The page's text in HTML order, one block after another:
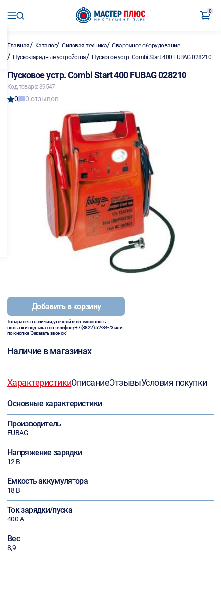
0
Главная/ Каталог/Силовая техника/Сварочное оборудование
/ Пуско-зарядные устройства/ Пусковое устр. Combi Start 400 FUBAG 028210
Пусковое устр. Combi Start 400 FUBAG 028210
Код товара: 39547
0 0 отзывов
Добавить в корзину
Товара нет в наличии, уточняйте возможность
поставки под заказ по телефону+7 (3822) 52-34-73или
по кнопке "Заказать звонок"
Наличие в магазинах
ХарактеристикиОписаниеОтзывыУсловия покупки
Основные характеристики
Производитель
FUBAG
Напряжение зарядки
12 В
Емкость аккумулятора
18 В
Ток зарядки/пуска
400 А
Вес
8,9